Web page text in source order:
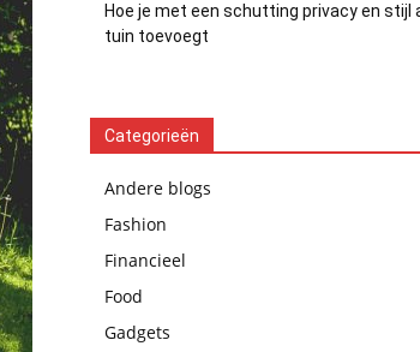
Hoe je met een schutting privacy en stijl
tuin toevoegt
Categorieën
Andere blogs
Fashion
Financieel
Food
Gadgets